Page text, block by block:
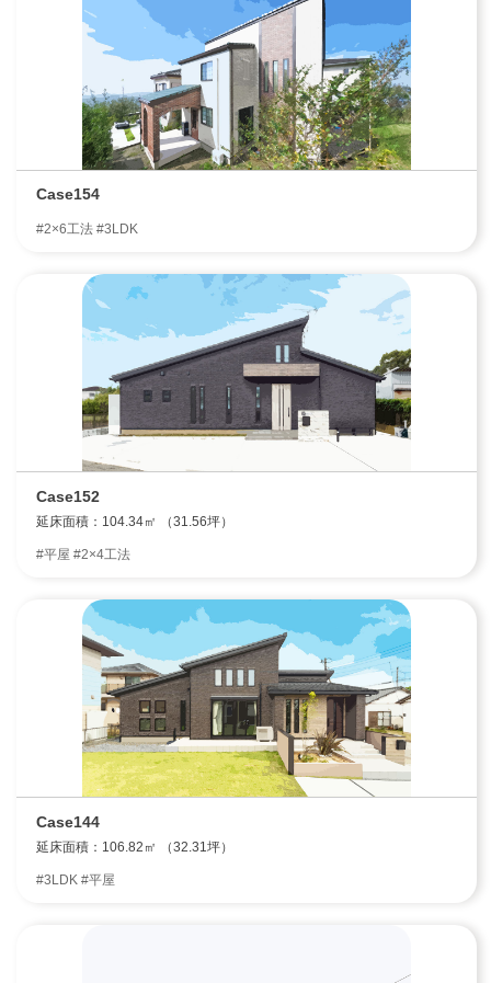
Case154
#2×6工法 #3LDK
Case152
延床面積：104.34㎡ （31.56坪）
#平屋 #2×4工法
Case144
延床面積：106.82㎡ （32.31坪）
#3LDK #平屋